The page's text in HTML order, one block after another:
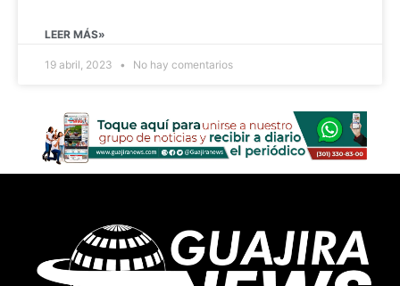
LEER MÁS»
19 abril, 2023 No hay comentarios